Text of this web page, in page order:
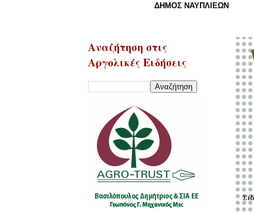
ΔΗΜΟΣ ΝΑΥΠΛΙΕΩΝ
Αναζήτηση στις
Αργολικές Ειδήσεις